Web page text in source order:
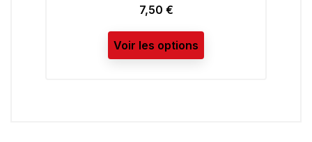
Prix
7,50 €
Voir les options